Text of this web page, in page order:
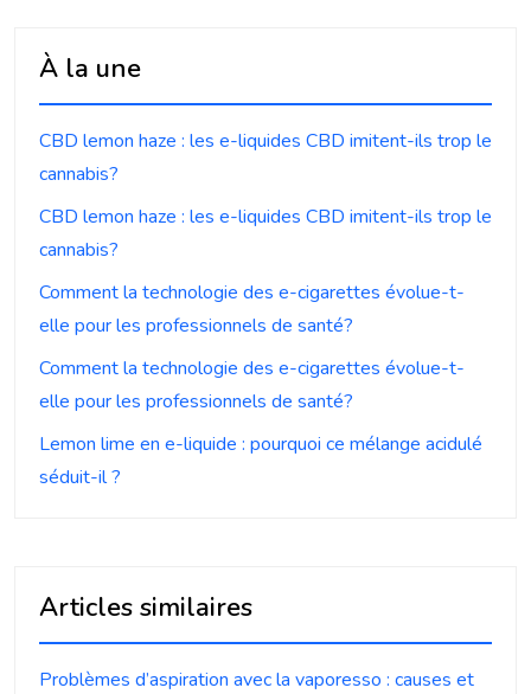
À la une
CBD lemon haze : les e-liquides CBD imitent-ils trop le
cannabis?
CBD lemon haze : les e-liquides CBD imitent-ils trop le
cannabis?
Comment la technologie des e-cigarettes évolue-t-
elle pour les professionnels de santé?
Comment la technologie des e-cigarettes évolue-t-
elle pour les professionnels de santé?
Lemon lime en e-liquide : pourquoi ce mélange acidulé
séduit-il ?
Articles similaires
Problèmes d’aspiration avec la vaporesso : causes et